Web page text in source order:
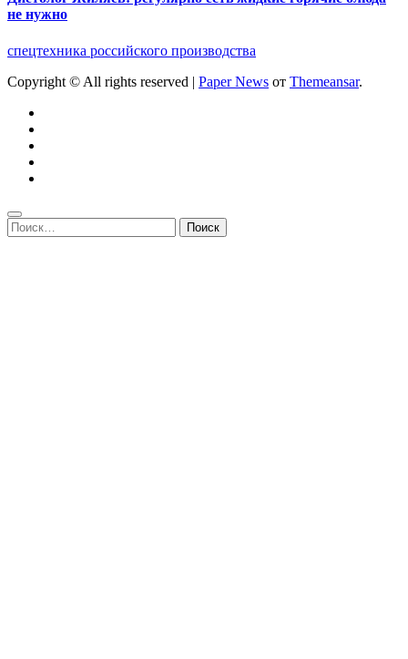
не нужно
спецтехника российского производства
Copyright © All rights reserved | Paper News от Themeansar.
Найти: